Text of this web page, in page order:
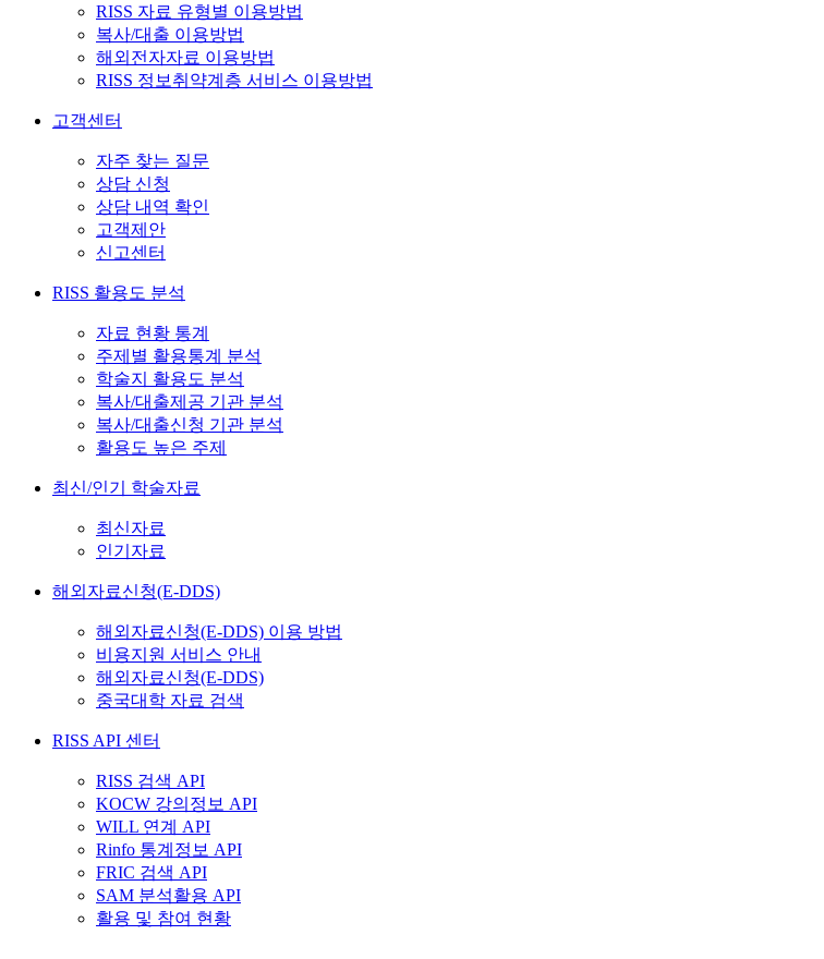
RISS 자료 유형별 이용방법
복사/대출 이용방법
해외전자자료 이용방법
RISS 정보취약계층 서비스 이용방법
고객센터
자주 찾는 질문
상담 신청
상담 내역 확인
고객제안
신고센터
RISS 활용도 분석
자료 현황 통계
주제별 활용통계 분석
학술지 활용도 분석
복사/대출제공 기관 분석
복사/대출신청 기관 분석
활용도 높은 주제
최신/인기 학술자료
최신자료
인기자료
해외자료신청(E-DDS)
해외자료신청(E-DDS) 이용 방법
비용지원 서비스 안내
해외자료신청(E-DDS)
중국대학 자료 검색
RISS API 센터
RISS 검색 API
KOCW 강의정보 API
WILL 연계 API
Rinfo 통계정보 API
FRIC 검색 API
SAM 분석활용 API
활용 및 참여 현황